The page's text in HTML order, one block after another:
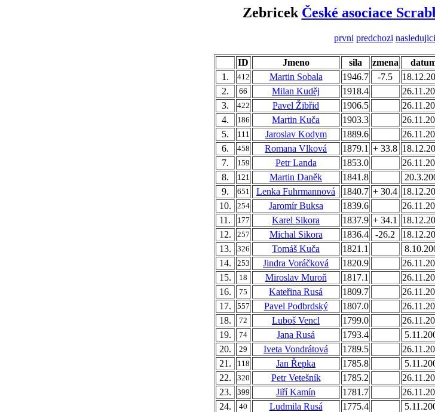
Zebricek České asociace
prvni predchozi nasledujici
ID Jmeno sila zmena
1.
412 Martin Sobala 1946.7 -7.5
2.
66 Milan Kuděj 1918.4
3.
422 Pavel Žibřid 1906.5
4.
186 Martin Kuča 1903.3
5.
111 Jaroslav Kodym 1889.6
6.
458 Romana Vlková 1879.1 + 33.8
7.
159 Petr Landa 1853.0
8.
121 Martin Daněk 1841.8
9.
651 Lenka Fuhrmannová 1840.7 + 30.4
10.
254 Jaromír Buksa 1839.6
11.
177 Karel Sikora 1837.9 + 34.1
12.
257 Michal Sikora 1836.4 -26.2
13.
326 Tomáš Kuča 1821.1
14.
253 Jindra Voráčková 1820.9
15.
18 Miroslav Muroň 1817.1
16.
75 Kateřina Rusá 1809.7
17.
557 Pavel Podbrdský 1807.0
18.
72 Luboš Vencl 1799.0
19.
74 Jana Rusá 1793.4
20.
29 Iveta Vondrátová 1789.5
21.
118 Jan Řepka 1785.8
22.
320 Petr Vetešník 1785.2
23.
399 Jiří Kamín 1781.7
24.
40 Ludmila Rusá 1775.4